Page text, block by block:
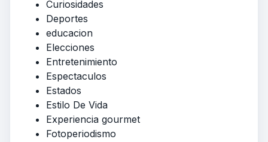
Curiosidades
Deportes
educacion
Elecciones
Entretenimiento
Espectaculos
Estados
Estilo De Vida
Experiencia gourmet
Fotoperiodismo